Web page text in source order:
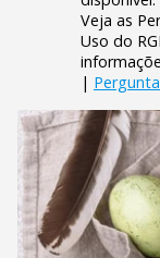
Veja as
Uso do
|